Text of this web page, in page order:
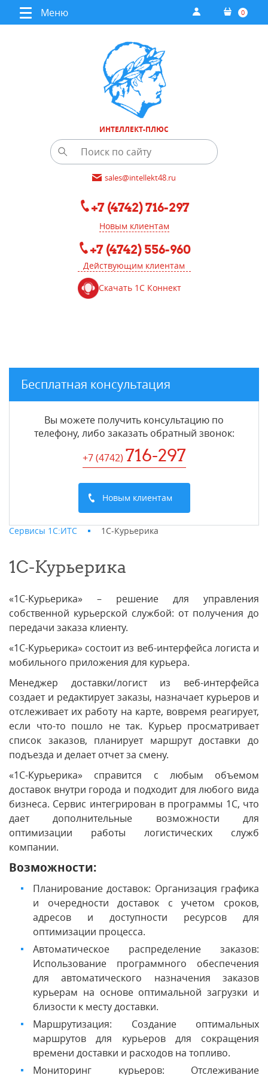
Меню 0
ИНТЕЛЛЕКТ-ПЛЮС
sales@intellekt48.ru
+7 (4742) 716-297
Новым клиентам
+7 (4742) 556-960
Действующим клиентам
Скачать 1С Коннект
Бесплатная консультация
Вы можете получить консультацию по
телефону, либо заказать обратный звонок:
+7 (4742) 716-297
Новым клиентам
Сервисы 1С:ИТС 1С-Курьерика
1С-Курьерика
«1С-Курьерика» – решение для управления
собственной курьерской службой: от получения до
передачи заказа клиенту.
«1С-Курьерика» состоит из веб-интерфейса логиста и
мобильного приложения для курьера.
Менеджер доставки/логист из веб-интерфейса
создает и редактирует заказы, назначает курьеров и
отслеживает их работу на карте, вовремя реагирует,
если что-то пошло не так. Курьер просматривает
список заказов, планирует маршрут доставки до
подъезда и делает отчет за смену.
«1С-Курьерика» справится с любым объемом
доставок внутри города и подходит для любого вида
бизнеса. Сервис интегрирован в программы 1С, что
дает дополнительные возможности для
оптимизации работы логистических служб
компании.
Возможности:
Планирование доставок: Организация графика
и очередности доставок с учетом сроков,
адресов и доступности ресурсов для
оптимизации процесса.
Автоматическое распределение заказов:
Использование программного обеспечения
для автоматического назначения заказов
курьерам на основе оптимальной загрузки и
близости к месту доставки.
Маршрутизация: Создание оптимальных
маршрутов для курьеров для сокращения
времени доставки и расходов на топливо.
Мониторинг курьеров: Отслеживание